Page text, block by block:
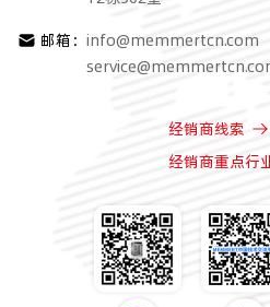
邮箱： info@memmertcn.com
经销商线索
经销商重点行